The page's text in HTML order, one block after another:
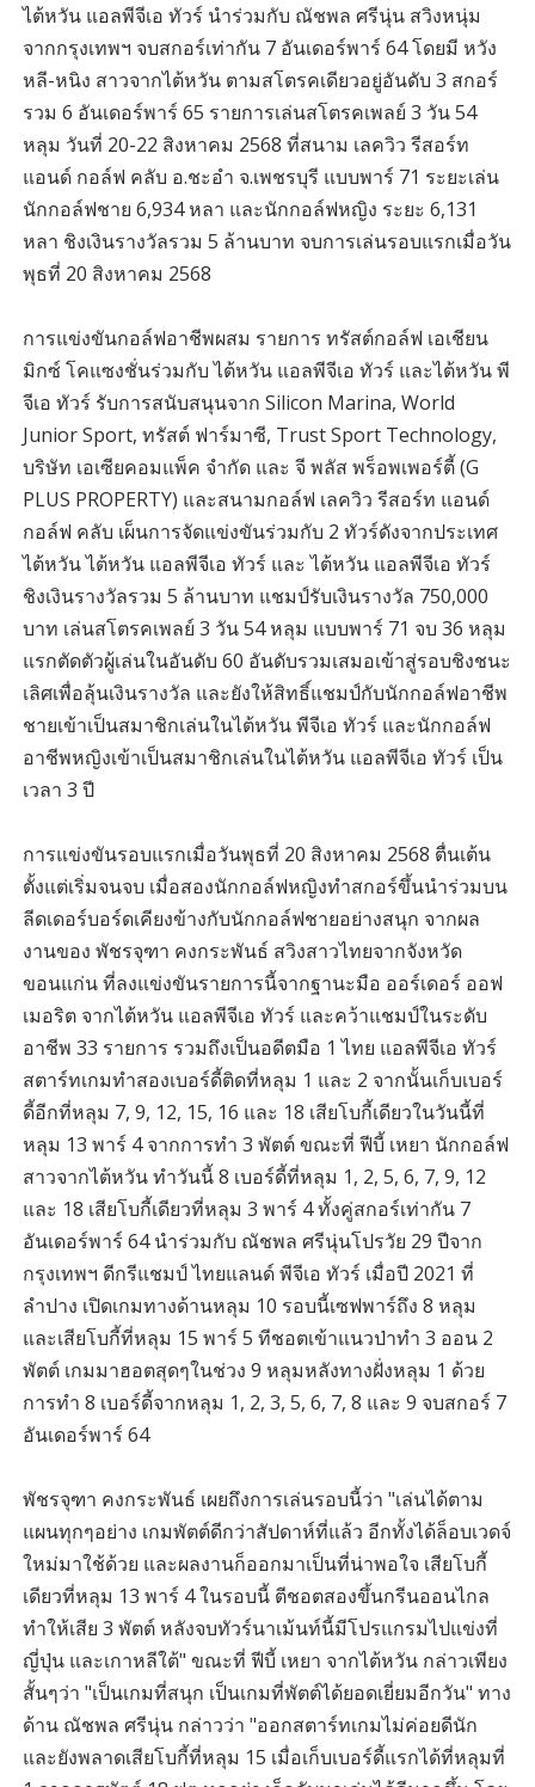
ไต้หวัน แอลพีจีเอ ทัวร์ นำร่วมกับ ณัชพล ศรีนุ่น สวิงหนุ่ม
จากกรุงเทพฯ จบสกอร์เท่ากัน 7 อันเดอร์พาร์ 64 โดยมี หวัง
หลี-หนิง สาวจากไต้หวัน ตามสโตรคเดียวอยู่อันดับ 3 สกอร์
รวม 6 อันเดอร์พาร์ 65 รายการเล่นสโตรคเพลย์ 3 วัน 54
หลุม วันที่ 20-22 สิงหาคม 2568 ที่สนาม เลควิว รีสอร์ท
แอนด์ กอล์ฟ คลับ อ.ชะอำ จ.เพชรบุรี แบบพาร์ 71 ระยะเล่น
นักกอล์ฟชาย 6,934 หลา และนักกอล์ฟหญิง ระยะ 6,131
หลา ชิงเงินรางวัลรวม 5 ล้านบาท จบการเล่นรอบแรกเมื่อวัน
พุธที่ 20 สิงหาคม 2568
การแข่งขันกอล์ฟอาชีพผสม รายการ ทรัสต์กอล์ฟ เอเชียน
มิกซ์ โคแซงชั่นร่วมกับ ไต้หวัน แอลพีจีเอ ทัวร์ และไต้หวัน พี
จีเอ ทัวร์ รับการสนับสนุนจาก Silicon Marina, World
Junior Sport, ทรัสต์ ฟาร์มาซี, Trust Sport Technology,
บริษัท เอเซียคอมแพ็ค จำกัด และ จี พลัส พร็อพเพอร์ตี้ (G
PLUS PROPERTY) และสนามกอล์ฟ เลควิว รีสอร์ท แอนด์
กอล์ฟ คลับ เผ็นการจัดแข่งขันร่วมกับ 2 ทัวร์ดังจากประเทศ
ไต้หวัน ไต้หวัน แอลพีจีเอ ทัวร์ และ ไต้หวัน แอลพีจีเอ ทัวร์
ชิงเงินรางวัลรวม 5 ล้านบาท แชมป์รับเงินรางวัล 750,000
บาท เล่นสโตรคเพลย์ 3 วัน 54 หลุม แบบพาร์ 71 จบ 36 หลุม
แรกตัดตัวผู้เล่นในอันดับ 60 อันดับรวมเสมอเข้าสู่รอบชิงชนะ
เลิศเพื่อลุ้นเงินรางวัล และยังให้สิทธิ์แชมป์กับนักกอล์ฟอาชีพ
ชายเข้าเป็นสมาชิกเล่นในไต้หวัน พีจีเอ ทัวร์ และนักกอล์ฟ
อาชีพหญิงเข้าเป็นสมาชิกเล่นในไต้หวัน แอลพีจีเอ ทัวร์ เป็น
เวลา 3 ปี
การแข่งขันรอบแรกเมื่อวันพุธที่ 20 สิงหาคม 2568 ตื่นเต้น
ตั้งแต่เริ่มจนจบ เมื่อสองนักกอล์ฟหญิงทำสกอร์ขึ้นนำร่วมบน
ลีดเดอร์บอร์ดเคียงข้างกับนักกอล์ฟชายอย่างสนุก จากผล
งานของ พัชรจุฑา คงกระพันธ์ สวิงสาวไทยจากจังหวัด
ขอนแก่น ที่ลงแข่งขันรายการนี้จากฐานะมือ ออร์เดอร์ ออฟ
เมอริต จากไต้หวัน แอลพีจีเอ ทัวร์ และคว้าแชมป์ในระดับ
อาชีพ 33 รายการ รวมถึงเป็นอดีตมือ 1 ไทย แอลพีจีเอ ทัวร์
สตาร์ทเกมทำสองเบอร์ดี้ติดที่หลุม 1 และ 2 จากนั้นเก็บเบอร์
ดี้อีกที่หลุม 7, 9, 12, 15, 16 และ 18 เสียโบกี้เดียวในวันนี้ที่
หลุม 13 พาร์ 4 จากการทำ 3 พัตต์ ขณะที่ ฟีบี้ เหยา นักกอล์ฟ
สาวจากไต้หวัน ทำวันนี้ 8 เบอร์ดี้ที่หลุม 1, 2, 5, 6, 7, 9, 12
และ 18 เสียโบกี้เดียวที่หลุม 3 พาร์ 4 ทั้งคู่สกอร์เท่ากัน 7
อันเดอร์พาร์ 64 นำร่วมกับ ณัชพล ศรีนุ่นโปรวัย 29 ปีจาก
กรุงเทพฯ ดีกรีแชมป์ ไทยแลนด์ พีจีเอ ทัวร์ เมื่อปี 2021 ที่
ลำปาง เปิดเกมทางด้านหลุม 10 รอบนี้เซฟพาร์ถึง 8 หลุม
และเสียโบกี้ที่หลุม 15 พาร์ 5 ทีชอตเข้าแนวป่าทำ 3 ออน 2
พัตต์ เกมมาฮอตสุดๆในช่วง 9 หลุมหลังทางฝั่งหลุม 1 ด้วย
การทำ 8 เบอร์ดี้จากหลุม 1, 2, 3, 5, 6, 7, 8 และ 9 จบสกอร์ 7
อันเดอร์พาร์ 64
พัชรจุฑา คงกระพันธ์ เผยถึงการเล่นรอบนี้ว่า "เล่นได้ตาม
แผนทุกๆอย่าง เกมพัตต์ดีกว่าสัปดาห์ที่แล้ว อีกทั้งได้ล็อบเวดจ์
ใหม่มาใช้ด้วย และผลงานก็ออกมาเป็นที่น่าพอใจ เสียโบกี้
เดียวที่หลุม 13 พาร์ 4 ในรอบนี้ ตีชอตสองขึ้นกรีนออนไกล
ทำให้เสีย 3 พัตต์ หลังจบทัวร์นาเม้นท์นี้มีโปรแกรมไปแข่งที่
ญี่ปุ่น และเกาหลีใต้" ขณะที่ ฟีบี้ เหยา จากไต้หวัน กล่าวเพียง
สั้นๆว่า "เป็นเกมที่สนุก เป็นเกมที่พัตต์ได้ยอดเยี่ยมอีกวัน" ทาง
ด้าน ณัชพล ศรีนุ่น กล่าวว่า "ออกสตาร์ทเกมไม่ค่อยดีนัก
และยังพลาดเสียโบกี้ที่หลุม 15 เมื่อเก็บเบอร์ดี้แรกได้ที่หลุมที่